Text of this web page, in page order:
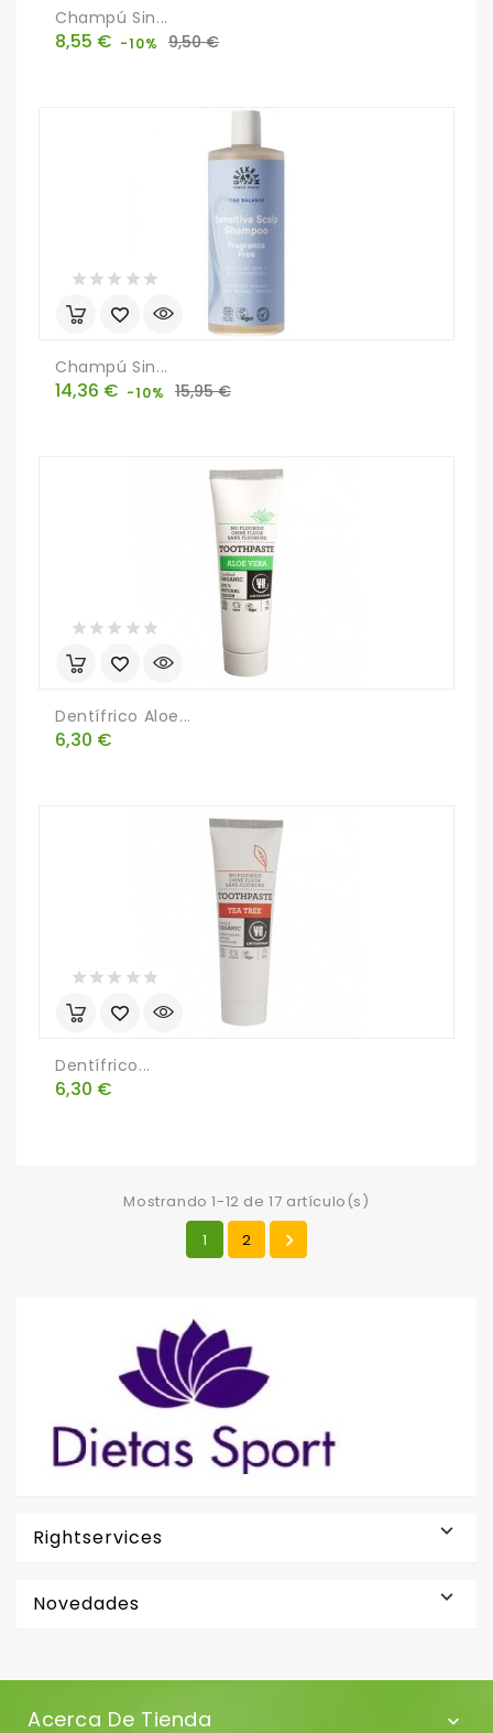
Champú Sin...
Precio
8,55 € -10%
Precio
9,50 €
Champú Sin...
Precio
14,36 € -10%
Precio
15,95 €
Dentífrico Aloe...
Precio
6,30 €
Dentífrico...
Precio
6,30 €
Mostrando 1-12 de 17 artículo(s)
1
2 
Rightservices 
Novedades 
Acerca De Tienda 